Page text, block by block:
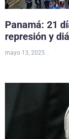
Panamá: 21
represión y
mayo 13, 2025